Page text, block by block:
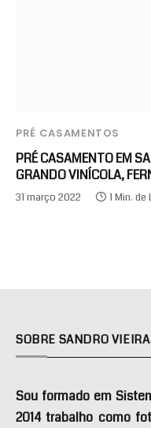
PRÉ CASAMENTOS
PRÉ CASAMENTO EM
GRANDO VINÍCOLA,
31 março 2022 1 Min. de
SOBRE SANDRO VIEIRA
Sou formado em
2014 trabalho como